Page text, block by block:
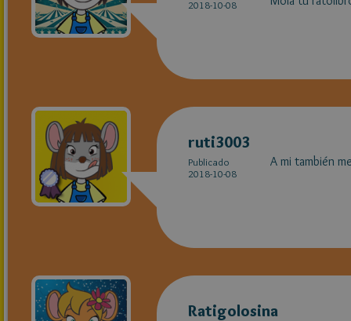
2018-10-08
ruti3003
Publicado
2018-10-08
A mi también
Ratigolosina